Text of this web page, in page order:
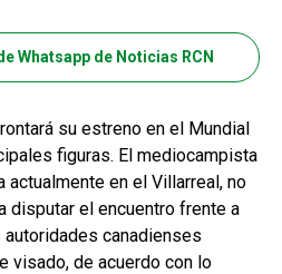
Whatsapp de Noticias RCN
su estreno en el Mundial
figuras. El mediocampista
actualmente en el Villarreal, no
disputar el encuentro frente a
canadienses
visado, de acuerdo con lo